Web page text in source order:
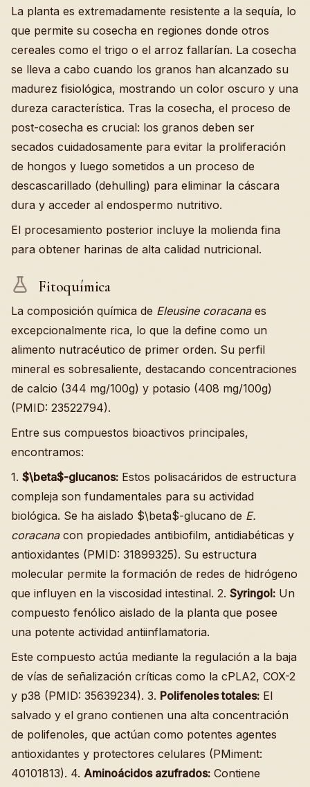
La planta es extremadamente resistente a la sequía, lo
que permite su cosecha en regiones donde otros
cereales como el trigo o el arroz fallarían. La cosecha
se lleva a cabo cuando los granos han alcanzado su
madurez fisiológica, mostrando un color oscuro y una
dureza característica. Tras la cosecha, el proceso de
post-cosecha es crucial: los granos deben ser
secados cuidadosamente para evitar la proliferación
de hongos y luego sometidos a un proceso de
descascarillado (dehulling) para eliminar la cáscara
dura y acceder al endospermo nutritivo.
El procesamiento posterior incluye la molienda fina
para obtener harinas de alta calidad nutricional.
Fitoquímica
La composición química de Eleusine coracanaes
excepcionalmente rica, lo que la define como un
alimento nutracéutico de primer orden. Su perfil
mineral es sobresaliente, destacando concentraciones
de calcio (344 mg/100g) y potasio (408 mg/100g)
(PMID: 23522794).
Entre sus compuestos bioactivos principales,
encontramos:
1. $\beta$-glucanos: Estos polisacáridos de estructura
compleja son fundamentales para su actividad
biológica. Se ha aislado $\beta$-glucano de E.
coracanacon propiedades antibiofilm, antidiabéticas y
antioxidantes (PMID: 31899325). Su estructura
molecular permite la formación de redes de hidrógeno
que influyen en la viscosidad intestinal. 2. Syringol: Un
compuesto fenólico aislado de la planta que posee
una potente actividad antiinflamatoria.
Este compuesto actúa mediante la regulación a la baja
de vías de señalización críticas como la cPLA2, COX-2
y p38 (PMID: 35639234). 3. Polifenoles totales: El
salvado y el grano contienen una alta concentración
de polifenoles, que actúan como potentes agentes
antioxidantes y protectores celulares (PMiment:
40101813). 4. Aminoácidos azufrados: Contiene